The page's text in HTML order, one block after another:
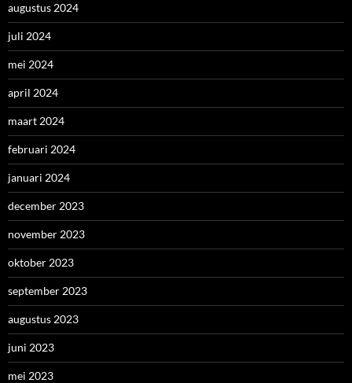
augustus 2024
juli 2024
mei 2024
april 2024
maart 2024
februari 2024
januari 2024
december 2023
november 2023
oktober 2023
september 2023
augustus 2023
juni 2023
mei 2023